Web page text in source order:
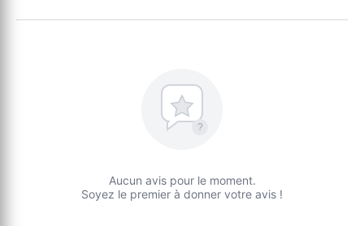
?
Aucun avis pour le moment.
Soyez le premier à donner votre avis !